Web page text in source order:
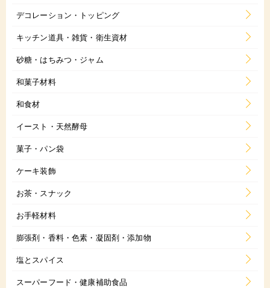
デコレーション・トッピング
キッチン道具・雑貨・衛生資材
砂糖・はちみつ・ジャム
和菓子材料
和食材
イースト・天然酵母
菓子・パン袋
ケーキ装飾
お茶・スナック
お手軽材料
膨張剤・香料・色素・凝固剤・添加物
塩とスパイス
スーパーフード・健康補助食品